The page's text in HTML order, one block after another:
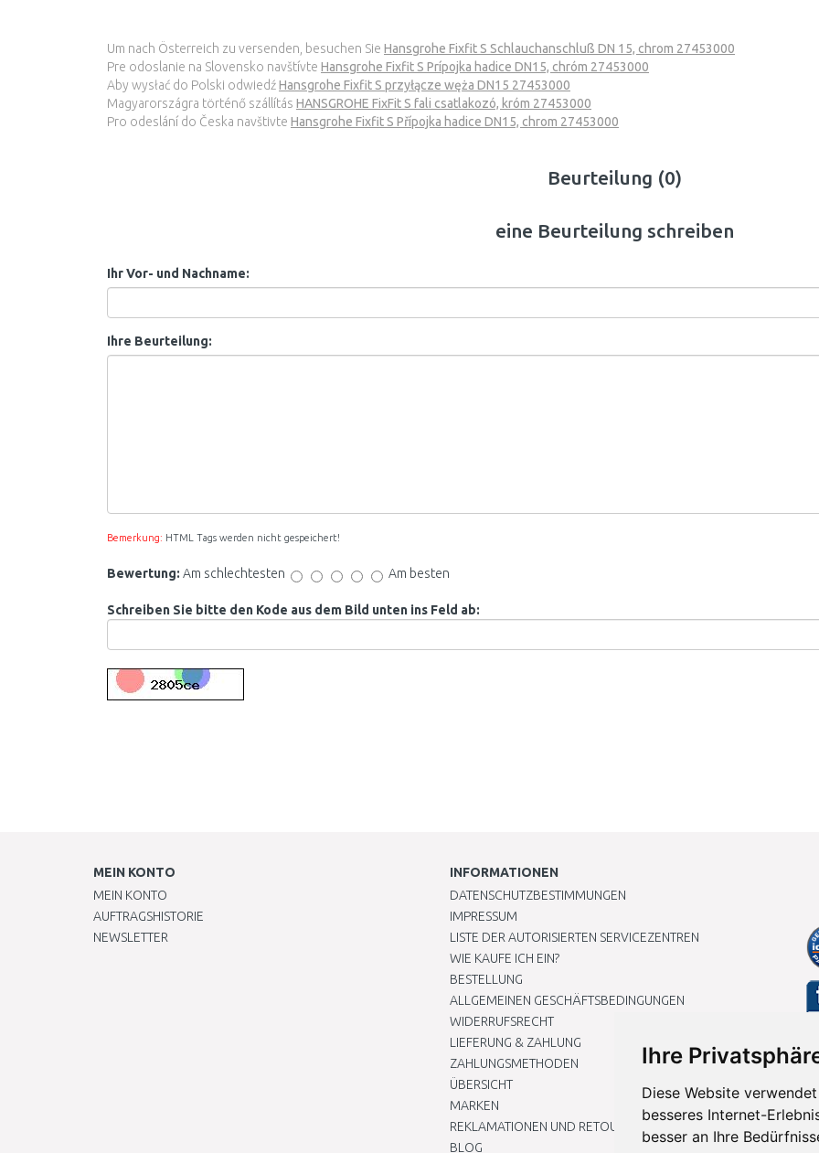
Ihre
Diese Website
besseres Internet-
besser an Ihre
Um nach Österreich zu versenden, besuchen Sie Hansgrohe Fixfit S Schlauchanschluß DN 15, chrom 27453000
Pre odoslanie na Slovensko navštívte Hansgrohe Fixfit S Prípojka hadice DN15, chróm 27453000
Aby wysłać do Polski odwiedźHansgrohe Fixfit S przyłącze węża DN15 27453000
Magyarországra történő szállítás HANSGROHE FixFit S fali csatlakozó, króm 27453000
Pro odeslání do Česka navštivte Hansgrohe Fixfit S Přípojka hadice DN15, chrom 27453000
Beurteilung (0)
eine Beurteilung schreiben
Ihr Vor- und Nachname:
Ihre Beurteilung:
Bemerkung: HTML Tags werden nicht gespeichert!
Bewertung: Am schlechtesten Am besten
Schreiben Sie bitte den Kode aus dem Bild unten ins Feld ab:
MEIN KONTO
MEIN KONTO
AUFTRAGSHISTORIE
NEWSLETTER
INFORMATIONEN
DATENSCHUTZBESTIMMUNGEN
IMPRESSUM
LISTE DER AUTORISIERTEN SERVICEZENTREN
WIE KAUFE ICH EIN?
BESTELLUNG
ALLGEMEINEN GESCHÄFTSBEDINGUNGEN
WIDERRUFSRECHT
LIEFERUNG & ZAHLUNG
ZAHLUNGSMETHODEN
ÜBERSICHT
MARKEN
REKLAMATIONEN UND RETOUREN
BLOG